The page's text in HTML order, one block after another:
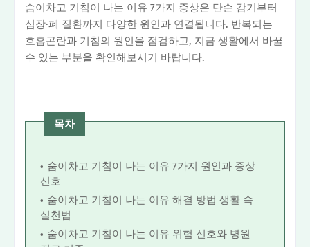
숨이차고 기침이 나는 이유 7가지 증상은 단순 감기부터
심장·폐 질환까지 다양한 원인과 연결됩니다. 반복되는
호흡곤란과 기침의 원인을 점검하고, 지금 생활에서 바꿀
수 있는 부분을 확인해보시기 바랍니다.
목차
숨이차고 기침이 나는 이유 7가지 원인과 증상
신호
숨이차고 기침이 나는 이유 해결 방법 생활 속
실천법
숨이차고 기침이 나는 이유 위험 신호와 병원